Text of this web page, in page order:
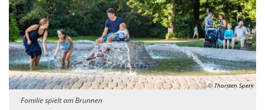
© Thorsten Sperk
Familie spielt am Brunnen